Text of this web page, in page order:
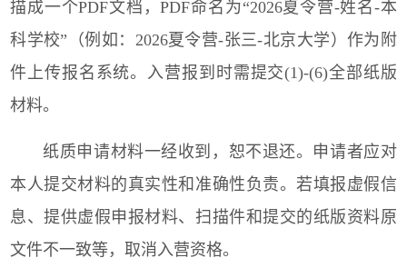
描成一个PDF文档，PDF命名为“2026夏令营-姓名-本
科学校”（例如：2026夏令营-张三-北京大学）作为附
件上传报名系统。 入营报到时需提交(1)-(6)全部纸版
材料。
纸质申请材料一经收到，恕不退还。申请者应对
本人提交材料的真实性和准确性负责。若填报虚假信
息、提供虚假申报材料、扫描件和提交的纸版资料原
文件不一致等，取消入营资格。